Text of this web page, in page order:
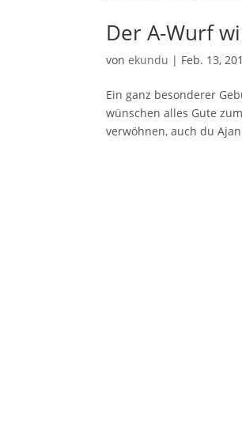
Der A-Wurf
vonekundu | Feb. 13,
Ein ganz besonderer
wünschen alles Gute
verwöhnen, auch du